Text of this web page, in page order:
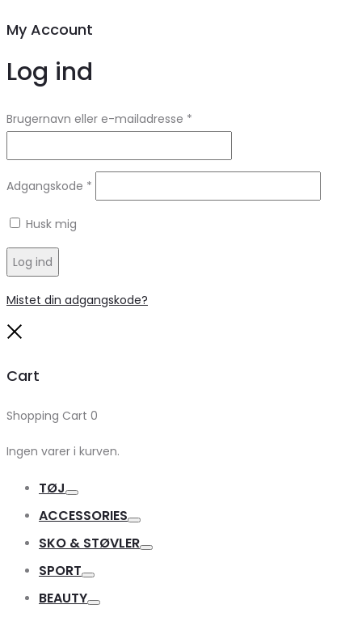
My Account
Log ind
Brugernavn eller e-mailadresse *
Adgangskode *
Husk mig
Log ind
Mistet din adgangskode?
Cart
Shopping Cart 0
Ingen varer i kurven.
TØJ
ACCESSORIES
SKO & STØVLER
SPORT
BEAUTY